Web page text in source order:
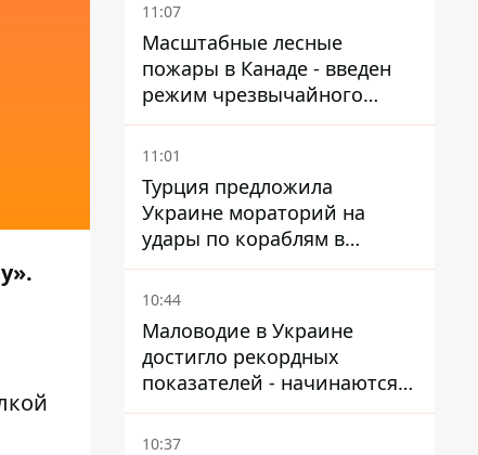
11:07
Масштабные лесные
пожары в Канаде - введен
режим чрезвычайного
положения, выехали более
20 тысяч человек
11:01
Турция предложила
Украине мораторий на
удары по кораблям в
Черном море
10:44
Маловодие в Украине
достигло рекордных
показателей - начинаются
ограничения
водоснабжения
10:37